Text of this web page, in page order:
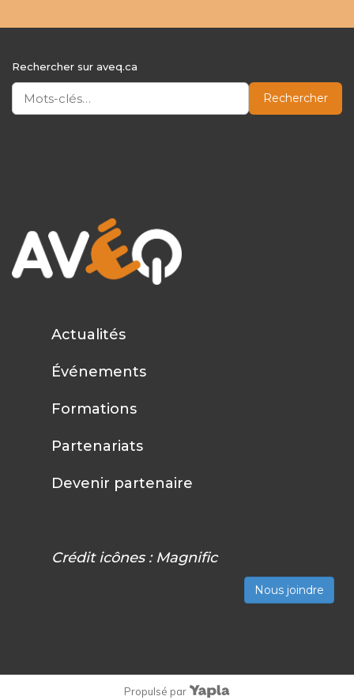
Rechercher sur aveq.ca
Rechercher
Actualités
Événements
Formations
Partenariats
Devenir partenaire
Crédit icônes : Magnific
Nous joindre
Propulsé par